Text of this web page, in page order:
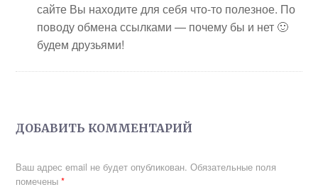
сайте Вы находите для себя что-то полезное. По
поводу обмена ссылками — почему бы и нет 🙂
будем друзьями!
ДОБАВИТЬ КОММЕНТАРИЙ
Ваш адрес email не будет опубликован. Обязательные поля
помечены*